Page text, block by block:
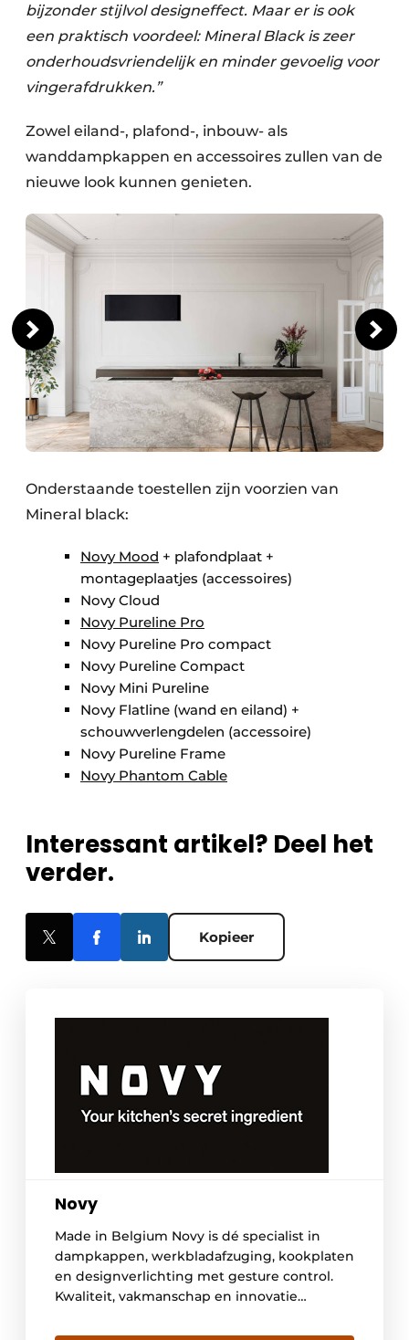
bijzonder stijlvol designeffect. Maar er is ook
een praktisch voordeel: Mineral Black is zeer
onderhoudsvriendelijk en minder gevoelig voor
vingerafdrukken.”
Zowel eiland-, plafond-, inbouw- als
wanddampkappen en accessoires zullen van de
nieuwe look kunnen genieten.
Onderstaande toestellen zijn voorzien van
Mineral black:
Novy Mood + plafondplaat +
montageplaatjes (accessoires)
Novy Cloud
Novy Pureline Pro
Novy Pureline Pro compact
Novy Pureline Compact
Novy Mini Pureline
Novy Flatline (wand en eiland) +
schouwverlengdelen (accessoire)
Novy Pureline Frame
Novy Phantom Cable
Interessant artikel? Deel het
verder.
Kopieer
Novy
Made in Belgium Novy is dé specialist in
dampkappen, werkbladafzuging, kookplaten
en designverlichting met gesture control.
Kwaliteit, vakmanschap en innovatie
bedrijf. De ontwikkeling en productie